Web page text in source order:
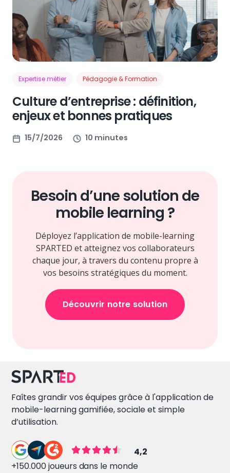
Expertise métier Pédagogie & Formation
Culture d’entreprise : définition,
enjeux et bonnes pratiques
15/7/2026 10 minutes
Besoin d’une solution de
mobile learning ?
Déployez l’application de mobile-learning
SPARTED et atteignez vos collaborateurs
chaque jour, à travers du contenu propre à
vos besoins stratégiques du moment.
Découvrir notre solution
Faîtes grandir vos équipes grâce à l'application de
mobile-learning gamifiée, sociale et simple
d’utilisation.
4,2
+150.000 joueurs dans le monde